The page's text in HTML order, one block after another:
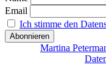
Email
Ich stimme den
Martina